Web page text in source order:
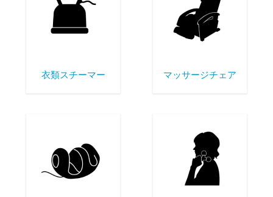
衣類スチーマー マッサージチェア